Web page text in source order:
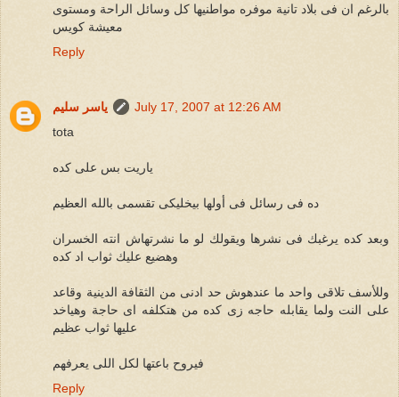
بالرغم ان فى بلاد تانية موفره مواطنيها كل وسائل الراحة ومستوى
معيشة كويس
Reply
ياسر سليم
July 17, 2007 at 12:26 AM
tota
ياريت بس على كده
ده فى رسائل فى أولها بيخليكى تقسمى بالله العظيم
وبعد كده يرغبك فى نشرها ويقولك لو ما نشرتهاش انته الخسران
وهضيع عليك ثواب اد كده
وللأسف تلاقى واحد ما عندهوش حد ادنى من الثقافة الدينية وقاعد
على النت ولما يقابله حاجه زى كده من هتكلفه اى حاجة وهياخد
عليها ثواب عظيم
فيروح باعتها لكل اللى يعرفهم
Reply